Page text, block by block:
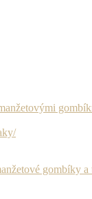
gombíky a